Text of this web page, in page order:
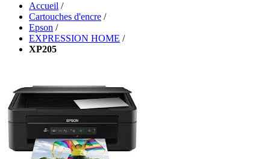
Accueil /
Cartouches d'encre /
Epson /
EXPRESSION HOME /
XP205